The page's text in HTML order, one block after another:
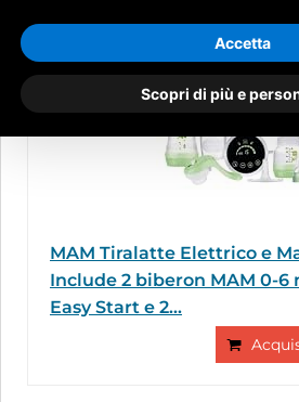
Scopri di più e
Accetta
BESTSELLER NO. 1
MAM Tiralatte Elettrico e
Include 2 biberon MAM 0-6
Easy Start e 2...